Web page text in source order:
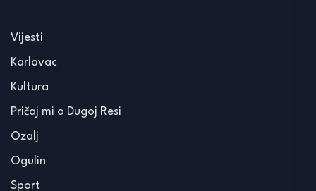
Vijesti
Karlovac
Kultura
Pričaj mi o Dugoj Resi
Ozalj
Ogulin
Sport